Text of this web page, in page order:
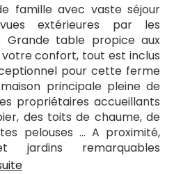
famille avec vaste séjour
extérieures par les
Grande table propice aux
votre confort, tout est inclus
pour cette ferme
principale pleine de
propriétaires accueillants
des toits de chaume, de
pelouses ... A proximité,
jardins remarquables